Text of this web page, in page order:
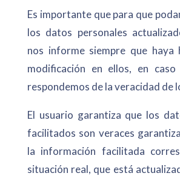
Es importante que para que
los datos personales
nos informe siempre que haya
modificación en ellos, en
respondemos de la veracidad de
El usuario garantiza que los
facilitados son veraces
la información facilitada
situación real, que está